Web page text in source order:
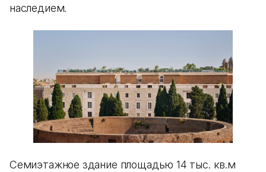
наследием.
Семиэтажное здание площадью 14 тыс. кв.м